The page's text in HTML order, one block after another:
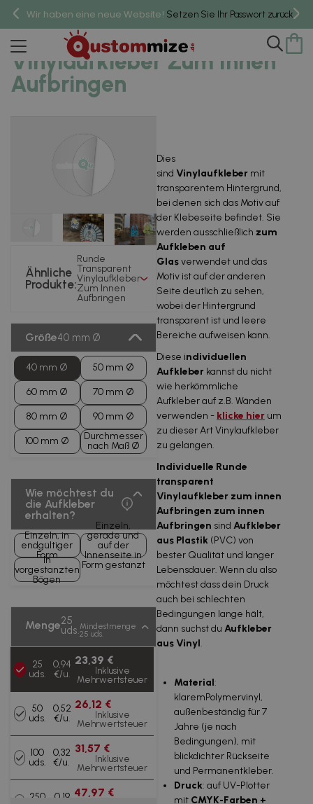
Wir haben eine neue Website! Setzen Sie Ihr Passwort zurück,um
Runde Transparent
Vinylaufkleber Zum Innen
Aufbringen
Ähnliche
Produkte:
Runde
Transparent
Vinylaufkleber
Zum Innen
Aufbringen
Größe40 mm Ø
40 mm Ø 50 mm Ø
60 mm Ø 70 mm Ø
80 mm Ø 90 mm Ø
100 mm Ø
Durchmesser
nach Maß Ø
Wie möchtest du
die Aufkleber
erhalten?
Einzeln, in
endgültiger
Form
Einzeln,
gerade und
auf der
Innenseite in
Form gestanzt
In
vorgestanzten
Bögen
Menge25
uds.Mindestmenge
25 uds.
25
uds.
0,94
€/u.
23,39 €
Inklusive
Mehrwertsteuer
50
uds.
0,52
€/u.
26,12 €
Inklusive
Mehrwertsteuer
100
uds.
0,32
€/u.
31,57 €
Inklusive
Mehrwertsteuer
250
0,19 47,97 €
Dies
sind Vinylaufkleber mit
transparentem Hintergrund,
bei denen sich das Motiv auf
der Klebeseite befindet. Sie
werden ausschließlich zum
Aufkleben auf
Glasverwendet und das
Motiv ist auf der anderen
Seite deutlich zu sehen,
wobei der Hintergrund
transparent ist und leere
Bereiche aufweisen kann.
Diese individuellen
Aufkleber kannst du nicht
wie herkömmliche
Aufkleber auf z.B. Wänden
verwenden - klicke hier um
zu dieser Art Vinylaufkleber
zu gelangen.
Individuelle Runde
transparent
Vinylaufkleber zum innen
Aufbringen zum innen
Aufbringen sind Aufkleber
aus Plastik (PVC) von
bester Qualität und langer
Lebensdauer. Wenn du also
möchtest dass dein Druck
auch bei schlechten
Bedingungen lange hält,
dann suchst du Aufkleber
aus Vinyl.
Material:
klaremPolymervinyl,
außenbeständig für 7
Jahre (je nach
Bedingungen), mit
blickdichter Rückseite
und Permanentkleber.
Druck: auf UV-Plotter
mit CMYK-Farben +